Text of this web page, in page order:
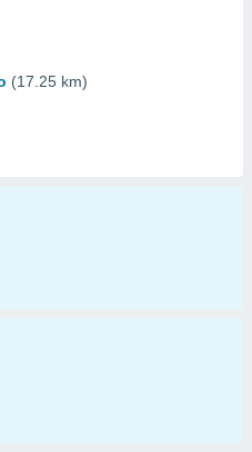
(17.25 km)